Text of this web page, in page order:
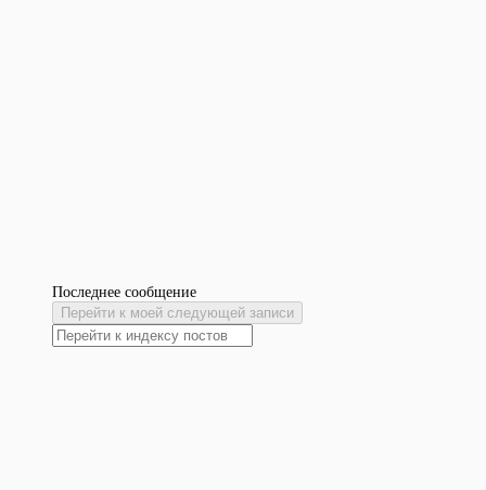
Последнее сообщение
Перейти к моей следующей записи